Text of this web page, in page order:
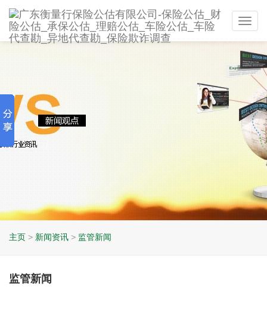
主页 > 新闻资讯 > 监管新闻
监管新闻